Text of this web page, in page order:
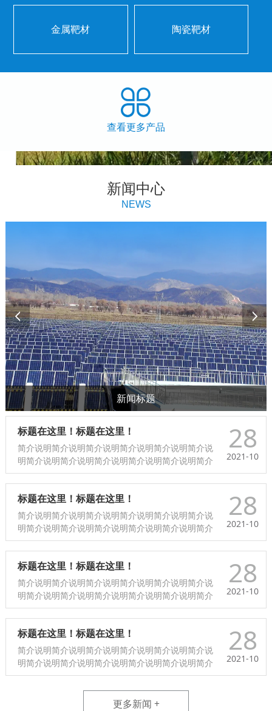
金属靶材 陶瓷靶材
查看更多产品
新闻中心
NEWS
新闻标题
28
2021-10
标题在这里！标题在这里！
简介说明简介说明简介说明简介说明简介说明简介说
明简介说明简介说明简介说明简介说明简介说明简介
说明简介说明简介说明简介说明简介说明简介说明简
介说明简介说明简介说明简介说明简介说明...
28
2021-10
标题在这里！标题在这里！
简介说明简介说明简介说明简介说明简介说明简介说
明简介说明简介说明简介说明简介说明简介说明简介
说明简介说明简介说明简介说明简介说明简介说明简
介说明简介说明简介说明简介说明简介说明...
28
2021-10
标题在这里！标题在这里！
简介说明简介说明简介说明简介说明简介说明简介说
明简介说明简介说明简介说明简介说明简介说明简介
说明简介说明简介说明简介说明简介说明简介说明简
介说明简介说明简介说明简介说明简介说明...
28
2021-10
标题在这里！标题在这里！
简介说明简介说明简介说明简介说明简介说明简介说
明简介说明简介说明简介说明简介说明简介说明简介
说明简介说明简介说明简介说明简介说明简介说明简
介说明简介说明简介说明简介说明简介说明...
更多新闻 +